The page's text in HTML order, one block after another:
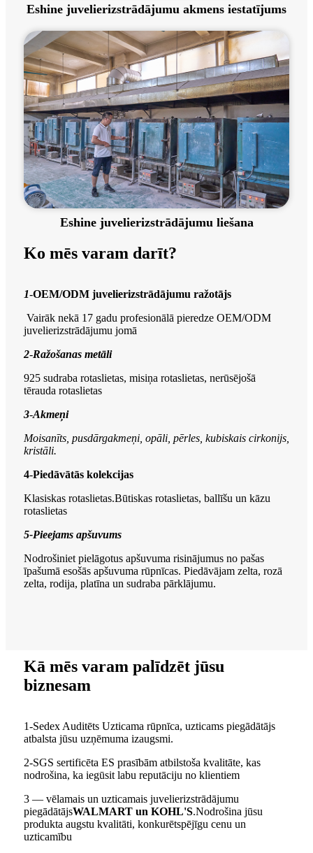
Eshine juvelierizstrādājumu akmens iestatījums
Eshine juvelierizstrādājumu liešana
Ko mēs varam darīt?
1-OEM/ODM juvelierizstrādājumu ražotājs
Vairāk nekā 17 gadu profesionālā pieredze OEM/ODM
juvelierizstrādājumu jomā
2-Ražošanas metāli
925 sudraba rotaslietas, misiņa rotaslietas, nerūsējošā
tērauda rotaslietas
3-Akmeņi
Moisanīts, pusdārgakmeņi, opāli, pērles, kubiskais cirkonijs,
kristāli.
4-Piedāvātās kolekcijas
Klasiskas rotaslietas.Būtiskas rotaslietas, ballīšu un kāzu
rotaslietas
5-Pieejams apšuvums
Nodrošiniet pielāgotus apšuvuma risinājumus no pašas
īpašumā esošās apšuvuma rūpnīcas. Piedāvājam zelta, rozā
zelta, rodija, platīna un sudraba pārklājumu.
Kā mēs varam palīdzēt jūsu
biznesam
1-Sedex Auditēts Uzticama rūpnīca, uzticams piegādātājs
atbalsta jūsu uzņēmuma izaugsmi.
2-SGS sertificēta ES prasībām atbilstoša kvalitāte, kas
nodrošina, ka iegūsit labu reputāciju no klientiem
3 — vēlamais un uzticamais juvelierizstrādājumu
piegādātājsWALMART un KOHL'S.Nodrošina jūsu
produkta augstu kvalitāti, konkurētspējīgu cenu un
uzticamību